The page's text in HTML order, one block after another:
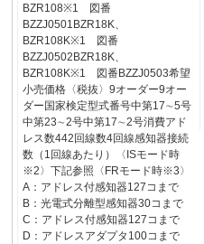
BZR108※1 図番
BZZJ0501BZR18K、
BZR108K※1 図番
BZZJ0502BZR18K、
BZR108K※1 図番BZZJ0503希望
小売価格〈税抜〉9オーダー9オー
ダー国家検定型式番号中第17∼5号
中第23∼2号中第17∼2号消費アド
レス数442回線数4回線感知器接続
数（1回線あたり）〈ISモード時
※2〉下記参照〈FRモード時※3〉
A：アドレス付感知器127コまで
B：光電式分離型感知器30コまで
C：アドレス付感知器127コまで
D：アドレスアダプタ100コまで